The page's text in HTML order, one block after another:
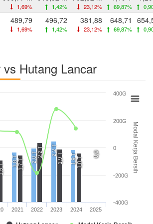
1,69% 1,42% 23,12% 69,87%
489,79
1,69%
496,72
1,42%
381,88
23,12%
648,71
69,87%
Hutang Lancar
Modal Kerja Bersih
1,8 T 2,0 T
2,2 T
1,9 T 0,0
T 1,7 T
2,2 T
1,9 T 1,8 T
0,0
2021 2022 2023 2024 2025
-400G
-200G
0
200G
400G